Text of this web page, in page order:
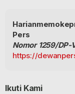
Pers
Nomor 1259/
https://
Ikuti Kami